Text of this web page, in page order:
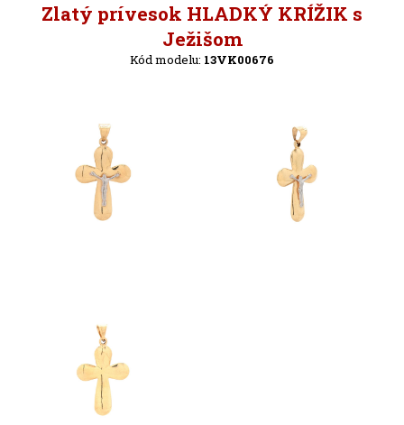
Zlatý prívesok HLADKÝ KRÍŽIK s
Ježišom
Kód modelu: 13VK00676